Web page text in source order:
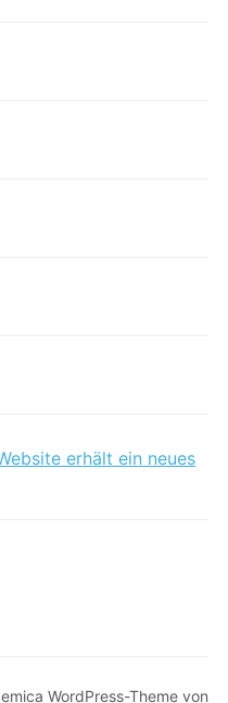
erhält ein neues
WordPress-Theme von